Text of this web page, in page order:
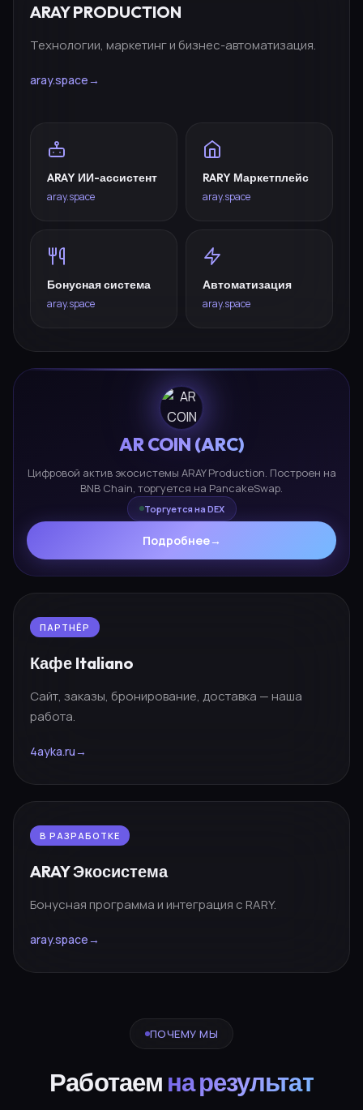
ARAY PRODUCTION
Технологии, маркетинг и бизнес-автоматизация.
aray.space→
ARAY ИИ-ассистент
aray.space
RARY Маркетплейс
aray.space
Бонусная система
aray.space
Автоматизация
aray.space
AR COIN (ARC)
Цифровой актив экосистемы ARAY Production. Построен на
BNB Chain, торгуется на PancakeSwap.
Торгуется на DEX
Подробнее→
ПАРТНЁР
Кафе Italiano
Сайт, заказы, бронирование, доставка — наша
работа.
4ayka.ru→
В РАЗРАБОТКЕ
ARAY Экосистема
Бонусная программа и интеграция с RARY.
aray.space→
ПОЧЕМУ МЫ
Работаем на результат